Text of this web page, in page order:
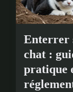
Enterrer
chat :
pratique